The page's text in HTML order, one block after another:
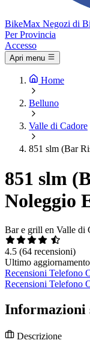
BikeMax Negozi di
Per Provincia
Accesso
Apri menu
Home
Belluno
Valle di Cadore
851 slm (Bar
851 slm
Noleggio
Bar e grill en Valle di
4.5 (64 recensioni)
Ultimo
Recensioni Telefono
Recensioni Telefono
Descrizione